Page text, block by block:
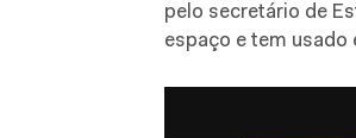
pelo secretário de
espaço e tem usado